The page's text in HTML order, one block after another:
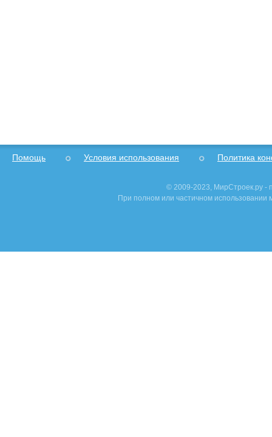
Помощь Условия использования Политика
© 2009-2023, МирСтроек.ру -
При полном или частичном использовании